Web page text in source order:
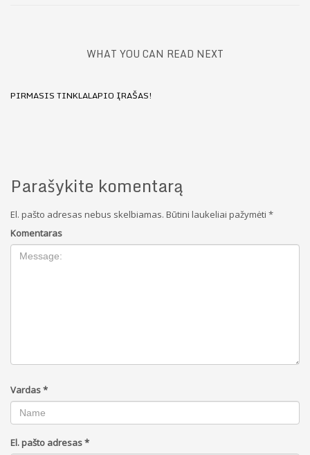
WHAT YOU CAN READ NEXT
PIRMASIS TINKLALAPIO ĮRAŠAS!
Parašykite komentarą
El. pašto adresas nebus skelbiamas. Būtini laukeliai pažymėti *
Komentaras
Vardas*
El. pašto adresas*